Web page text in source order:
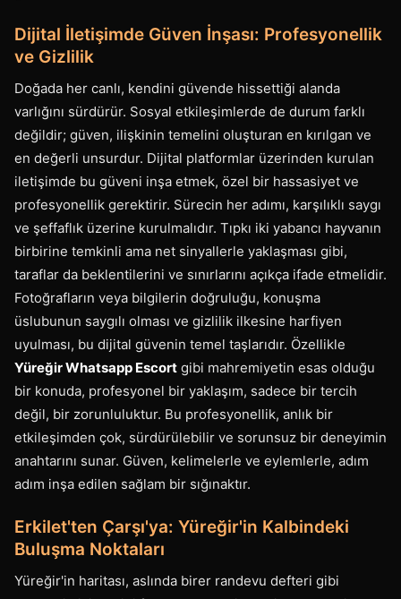
Dijital İletişimde Güven İnşası: Profesyonellik
ve Gizlilik
Doğada her canlı, kendini güvende hissettiği alanda
varlığını sürdürür. Sosyal etkileşimlerde de durum farklı
değildir; güven, ilişkinin temelini oluşturan en kırılgan ve
en değerli unsurdur. Dijital platformlar üzerinden kurulan
iletişimde bu güveni inşa etmek, özel bir hassasiyet ve
profesyonellik gerektirir. Sürecin her adımı, karşılıklı saygı
ve şeffaflık üzerine kurulmalıdır. Tıpkı iki yabancı hayvanın
birbirine temkinli ama net sinyallerle yaklaşması gibi,
taraflar da beklentilerini ve sınırlarını açıkça ifade etmelidir.
Fotoğrafların veya bilgilerin doğruluğu, konuşma
üslubunun saygılı olması ve gizlilik ilkesine harfiyen
uyulması, bu dijital güvenin temel taşlarıdır. Özellikle
Yüreğir Whatsapp Escort gibi mahremiyetin esas olduğu
bir konuda, profesyonel bir yaklaşım, sadece bir tercih
değil, bir zorunluluktur. Bu profesyonellik, anlık bir
etkileşimden çok, sürdürülebilir ve sorunsuz bir deneyimin
anahtarını sunar. Güven, kelimelerle ve eylemlerle, adım
adım inşa edilen sağlam bir sığınaktır.
Erkilet'ten Çarşı'ya: Yüreğir'in Kalbindeki
Buluşma Noktaları
Yüreğir'in haritası, aslında birer randevu defteri gibi